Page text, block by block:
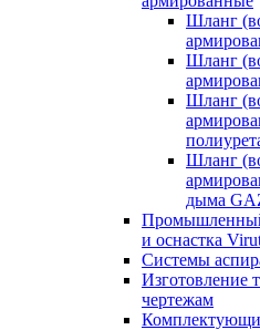
Шланг
Шланг
Шланг
Шланг
дыма
Промышленный
и оснастка
Системы
Изготовление
чертежам